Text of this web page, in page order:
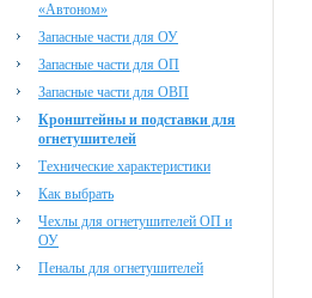
«Автоном»
Запасные части для ОУ
Запасные части для ОП
Запасные части для ОВП
Кронштейны и подставки для
огнетушителей
Технические характеристики
Как выбрать
Чехлы для огнетушителей ОП и
ОУ
Пеналы для огнетушителей